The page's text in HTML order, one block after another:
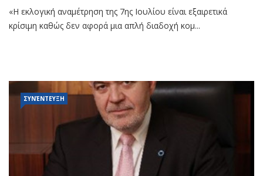
«Η εκλογική αναμέτρηση της 7ης Ιουλίου είναι εξαιρετικά
κρίσιμη καθώς δεν αφορά μια απλή διαδοχή κομ...
ΣΥΝΈΝΤΕΥΞΗ